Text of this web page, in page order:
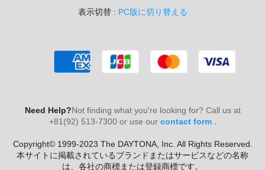
表示切替 : PC版に切り替える
Need Help?Not finding what you're looking for? Call us at
+81(92) 513-7300 or use our contact form.
Copyright© 1999-2023 The DAYTONA, Inc. All Rights Reserved.
本サイトに掲載されているブランドまたはサービスなどの名称
は、各社の商標または登録商標です。